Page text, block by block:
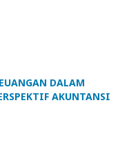
DALAM
AKUNTANSI